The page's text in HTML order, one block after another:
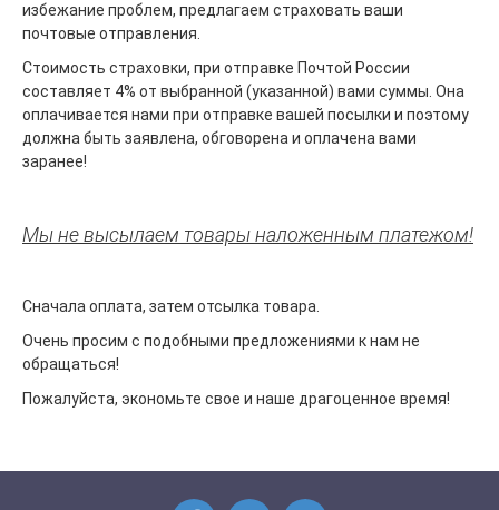
избежание проблем, предлагаем страховать ваши
почтовые отправления.
Стоимость страховки, при отправке Почтой России
составляет 4% от выбранной (указанной) вами суммы. Она
оплачивается нами при отправке вашей посылки и поэтому
должна быть заявлена, обговорена и оплачена вами
заранее!
Мы не высылаем товары наложенным платежом!
Сначала оплата, затем отсылка товара.
Очень просим с подобными предложениями к нам не
обращаться!
Пожалуйста, экономьте свое и наше драгоценное время!